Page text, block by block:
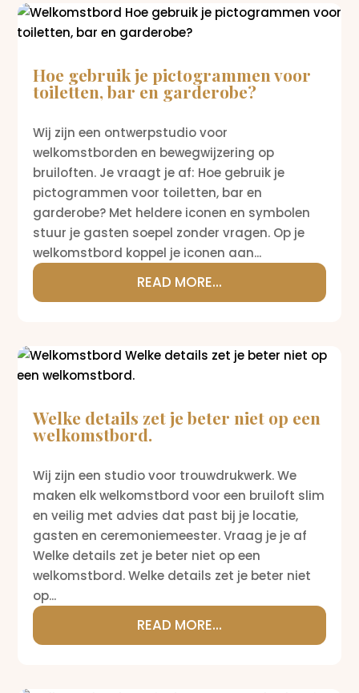
Hoe gebruik je pictogrammen voor
toiletten, bar en garderobe?
Wij zijn een ontwerpstudio voor
welkomstborden en bewegwijzering op
bruiloften. Je vraagt je af: Hoe gebruik je
pictogrammen voor toiletten, bar en
garderobe? Met heldere iconen en symbolen
stuur je gasten soepel zonder vragen. Op je
welkomstbord koppel je iconen aan...
READ MORE...
Welke details zet je beter niet op een
welkomstbord.
Wij zijn een studio voor trouwdrukwerk. We
maken elk welkomstbord voor een bruiloft slim
en veilig met advies dat past bij je locatie,
gasten en ceremoniemeester. Vraag je je af
Welke details zet je beter niet op een
welkomstbord. Welke details zet je beter niet
op...
READ MORE...